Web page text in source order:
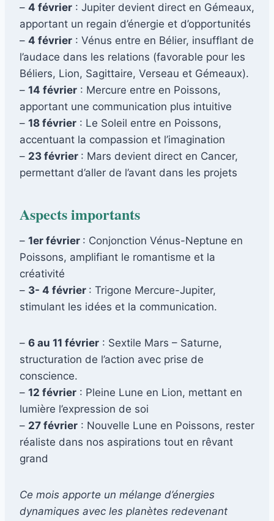
– 4 février : Jupiter devient direct en Gémeaux,
apportant un regain d’énergie et d’opportunités
– 4 février : Vénus entre en Bélier, insufflant de
l’audace dans les relations (favorable pour les
Béliers, Lion, Sagittaire, Verseau et Gémeaux).
– 14 février : Mercure entre en Poissons,
apportant une communication plus intuitive
– 18 février : Le Soleil entre en Poissons,
accentuant la compassion et l’imagination
– 23 février : Mars devient direct en Cancer,
permettant d’aller de l’avant dans les projets
Aspects importants
– 1er février : Conjonction Vénus-Neptune en
Poissons, amplifiant le romantisme et la
créativité
– 3- 4 février : Trigone Mercure-Jupiter,
stimulant les idées et la communication.
– 6 au 11 février : Sextile Mars – Saturne,
structuration de l’action avec prise de
conscience.
– 12 février : Pleine Lune en Lion, mettant en
lumière l’expression de soi
– 27 février : Nouvelle Lune en Poissons, rester
réaliste dans nos aspirations tout en rêvant
grand
Ce mois apporte un mélange d’énergies
dynamiques avec les planètes redevenant